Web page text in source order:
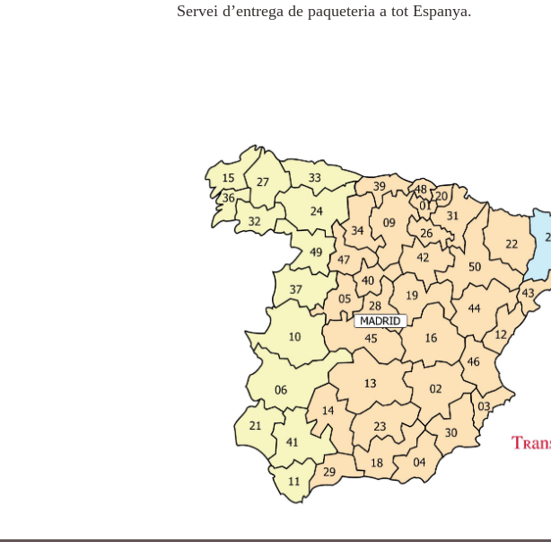
Servei d’entrega de paqueteria a tot Espanya.